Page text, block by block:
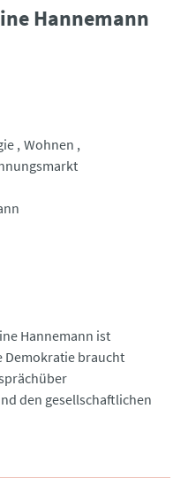
Hannemann
Wohnen
Hannemann ist
Demokratie braucht
den gesellschaftlichen